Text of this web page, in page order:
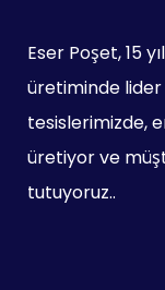
Eser Poşet, 15
üretiminde lider
tesislerimizde,
üretiyor ve
tutuyoruz..